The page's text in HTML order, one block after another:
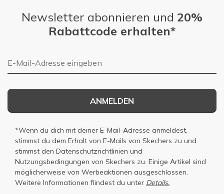
Newsletter abonnieren und 20%
Rabattcode erhalten*
E-Mail-Adresse
ANMELDEN
*Wenn du dich mit deiner E-Mail-Adresse anmeldest,
stimmst du dem Erhalt von E-Mails von Skechers zu und
stimmst den Datenschutzrichtlinien und
Nutzungsbedingungen von Skechers zu. Einige Artikel sind
möglicherweise von Werbeaktionen ausgeschlossen.
Weitere Informationen fiindest du unter Details.